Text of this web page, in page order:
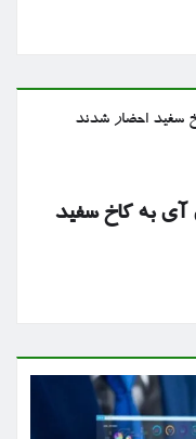
آی به کاخ سفید